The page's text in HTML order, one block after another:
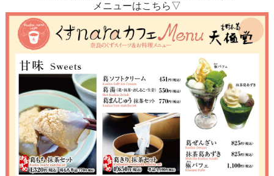
メニューはこちら▽